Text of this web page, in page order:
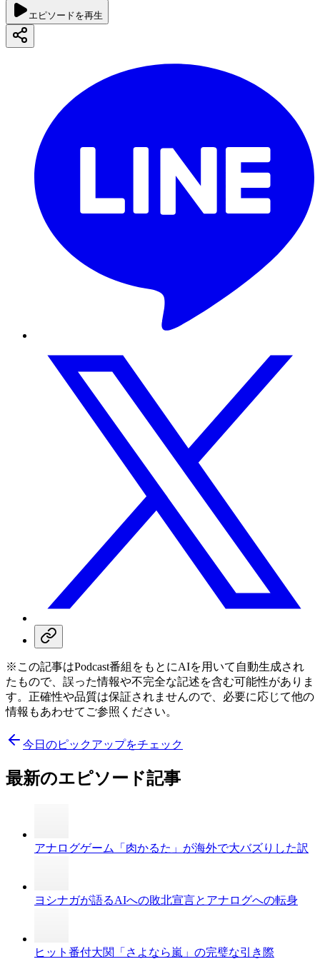
エピソードを再生
※この記事はPodcast番組をもとにAIを用いて自動生成され
たもので、誤った情報や不完全な記述を含む可能性がありま
す。正確性や品質は保証されませんので、必要に応じて他の
情報もあわせてご参照ください。
今日のピックアップをチェック
最新のエピソード記事
アナログゲーム「肉かるた」が海外で大バズりした訳
ヨシナガが語るAIへの敗北宣言とアナログへの転身
ヒット番付大関「さよなら嵐」の完璧な引き際